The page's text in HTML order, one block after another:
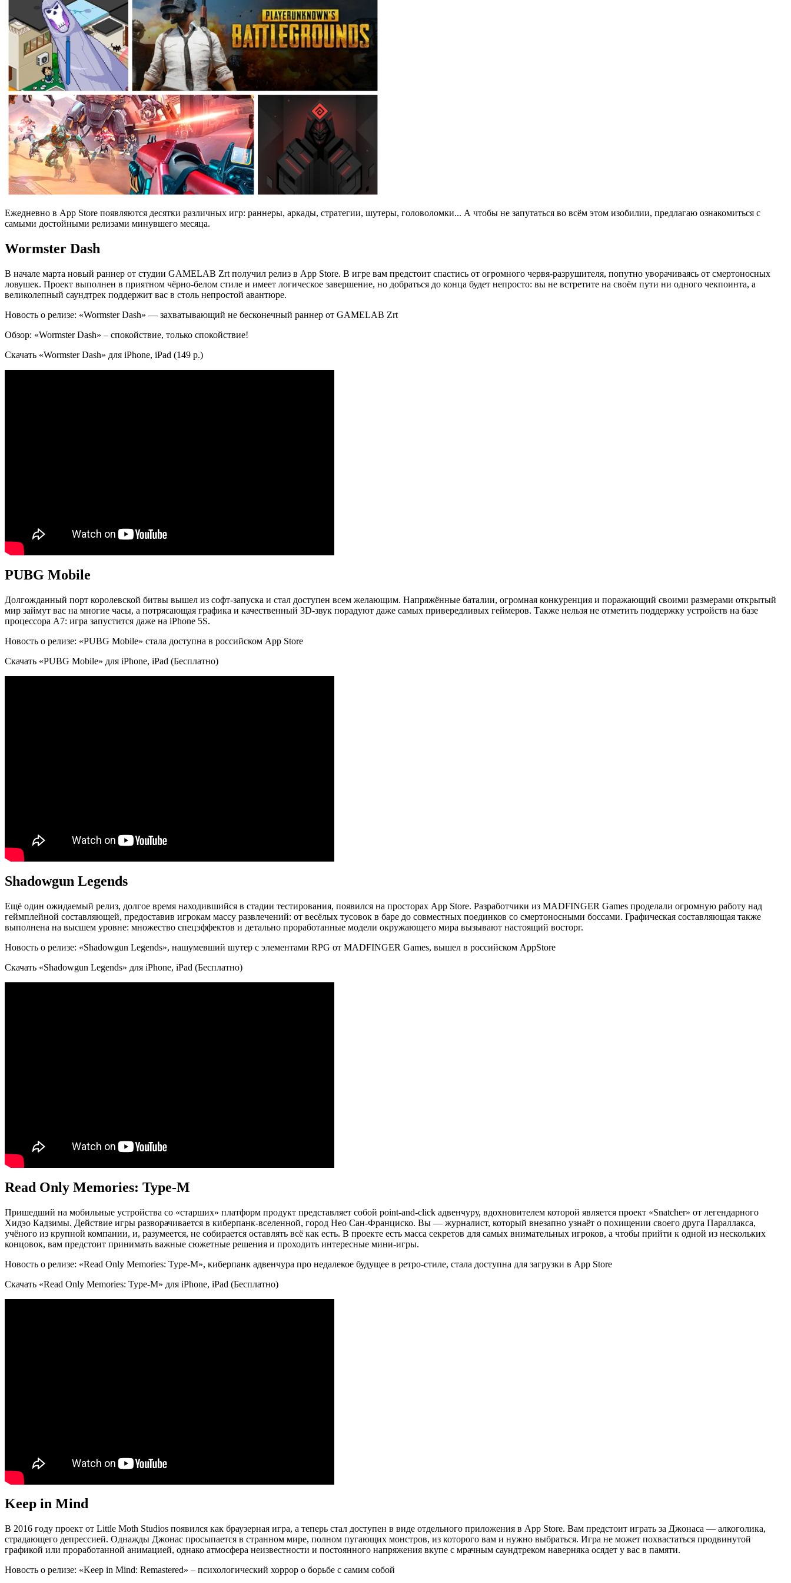
Ежедневно в App Store появляются десятки различных игр: раннеры, аркады, стратегии, шутеры, головоломки... А чтобы не запутаться во всём этом изобилии, предлагаю ознакомиться с
самыми достойными релизами минувшего месяца.
Wormster Dash
В начале марта новый раннер от студии GAMELAB Zrt получил релиз в App Store. В игре вам предстоит спастись от огромного червя-разрушителя, попутно уворачиваясь от смертоносных
ловушек. Проект выполнен в приятном чёрно-белом стиле и имеет логическое завершение, но добраться до конца будет непросто: вы не встретите на своём пути ни одного чекпоинта, а
великолепный саундтрек поддержит вас в столь непростой авантюре.
Новость о релизе: «Wormster Dash» — захватывающий не бесконечный раннер от GAMELAB Zrt
Обзор: «Wormster Dash» – спокойствие, только спокойствие!
Скачать «Wormster Dash» для iPhone, iPad (149 р.)
PUBG Mobile
Долгожданный порт королевской битвы вышел из софт-запуска и стал доступен всем желающим. Напряжённые баталии, огромная конкуренция и поражающий своими размерами открытый
мир займут вас на многие часы, а потрясающая графика и качественный 3D-звук порадуют даже самых привередливых геймеров. Также нельзя не отметить поддержку устройств на базе
процессора A7: игра запустится даже на iPhone 5S.
Новость о релизе: «PUBG Mobile» стала доступна в российском App Store
Скачать «PUBG Mobile» для iPhone, iPad (Бесплатно)
Shadowgun Legends
Ещё один ожидаемый релиз, долгое время находившийся в стадии тестирования, появился на просторах App Store. Разработчики из MADFINGER Games проделали огромную работу над
геймплейной составляющей, предоставив игрокам массу развлечений: от весёлых тусовок в баре до совместных поединков со смертоносными боссами. Графическая составляющая также
выполнена на высшем уровне: множество спецэффектов и детально проработанные модели окружающего мира вызывают настоящий восторг.
Новость о релизе: «Shadowgun Legends», нашумевший шутер с элементами RPG от MADFINGER Games, вышел в российском AppStore
Скачать «Shadowgun Legends» для iPhone, iPad (Бесплатно)
Read Only Memories: Type-M
Пришедший на мобильные устройства со «старших» платформ продукт представляет собой point-and-click адвенчуру, вдохновителем которой является проект «Snatcher» от легендарного
Хидэо Кадзимы. Действие игры разворачивается в киберпанк-вселенной, город Нео Сан-Франциско. Вы — журналист, который внезапно узнаёт о похищении своего друга Параллакса,
учёного из крупной компании, и, разумеется, не собирается оставлять всё как есть. В проекте есть масса секретов для самых внимательных игроков, а чтобы прийти к одной из нескольких
концовок, вам предстоит принимать важные сюжетные решения и проходить интересные мини-игры.
Новость о релизе: «Read Only Memories: Type-M», киберпанк адвенчура про недалекое будущее в ретро-стиле, стала доступна для загрузки в App Store
Скачать «Read Only Memories: Type-M» для iPhone, iPad (Бесплатно)
Keep in Mind
В 2016 году проект от Little Moth Studios появился как браузерная игра, а теперь стал доступен в виде отдельного приложения в App Store. Вам предстоит играть за Джонаса — алкоголика,
страдающего депрессией. Однажды Джонас просыпается в странном мире, полном пугающих монстров, из которого вам и нужно выбраться. Игра не может похвастаться продвинутой
графикой или проработанной анимацией, однако атмосфера неизвестности и постоянного напряжения вкупе с мрачным саундтреком наверняка осядет у вас в памяти.
Новость о релизе: «Keep in Mind: Remastered» – психологический хоррор о борьбе с самим собой